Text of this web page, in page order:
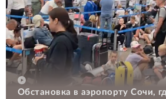
Обстановка в аэропорту Сочи,